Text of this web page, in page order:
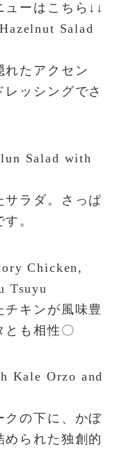
ーはこちら↓↓
Salad
れたアクセン
レッシングでさ
Salad with
サラダ。さっぱ
。
Chicken,
Tsuyu
チキンが風味豊
とも相性〇
Kale Orzo and
クの下に、かぼ
められた独創的